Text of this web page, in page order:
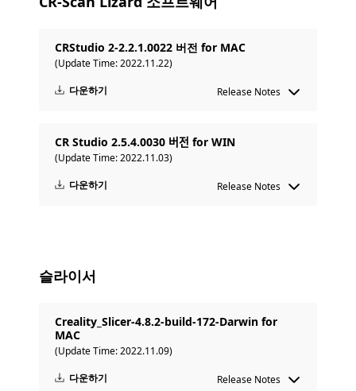
CRStudio 2-2.2.1.0022 버전 for MAC
(Update Time: 2022.11.22)
다운하기
Release Notes
CR Studio 2.5.4.0030 버전 for WIN
(Update Time: 2022.11.03)
다운하기
Release Notes
슬라이서
Creality_Slicer-4.8.2-build-172-Darwin for
MAC
(Update Time: 2022.11.09)
다운하기
Release Notes